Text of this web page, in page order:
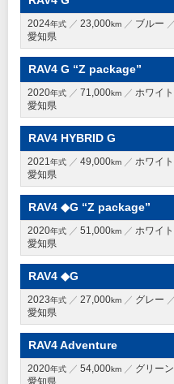
2024年式 23,000km ブルー
愛知県
RAV4 G “Z package”
2020年式 71,000km ホワイト
愛知県
RAV4 HYBRID G
2021年式 49,000km ホワイト
愛知県
RAV4 ◆G “Z package”
2020年式 51,000km ホワイト
愛知県
RAV4 ◆G
2023年式 27,000km グレー
愛知県
RAV4 Adventure
2020年式 54,000km グリーン